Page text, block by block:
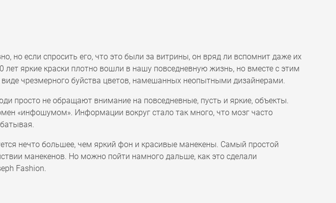
но если спросить его, что это были за витрины, он вряд ли вспомнит даже их
лет яркие краски плотно вошли в нашу повседневную жизнь, но вместе с этим
чрезмерного буйства цветов, намешанных неопытными дизайнерами.
просто не обращают внимание на повседневные, пусть и яркие, объекты.
«инфошумом». Информации вокруг стало так много, что мозг часто
нечто большее, чем яркий фон и красивые манекены. Самый простой
манекенов. Но можно пойти намного дальше, как это сделали
Fashion.